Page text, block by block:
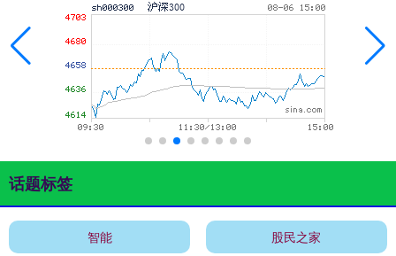
话题标签
智能 股民之家